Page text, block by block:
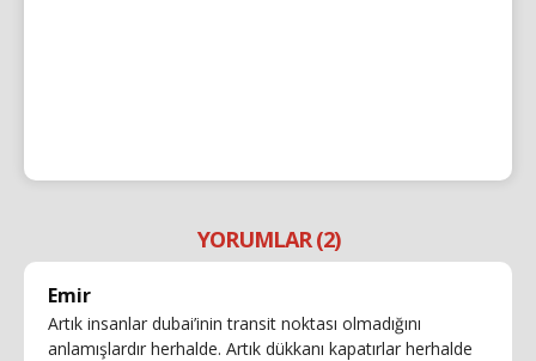
YORUMLAR (2)
Emir
Artık insanlar dubai’inin transit noktası olmadığını
anlamışlardır herhalde. Artık dükkanı kapatırlar herhalde